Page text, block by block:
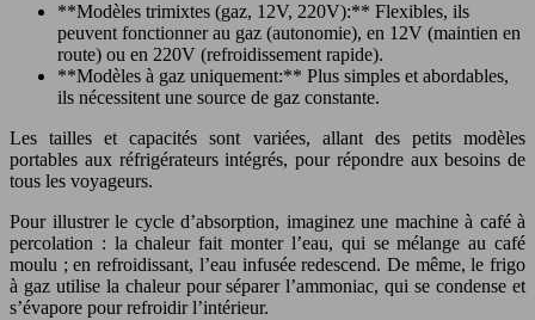
**Modèles trimixtes (gaz, 12V, 220V):** Flexibles, ils
peuvent fonctionner au gaz (autonomie), en 12V (maintien en
route) ou en 220V (refroidissement rapide).
**Modèles à gaz uniquement:** Plus simples et abordables,
ils nécessitent une source de gaz constante.
Les tailles et capacités sont variées, allant des petits modèles
portables aux réfrigérateurs intégrés, pour répondre aux besoins de
tous les voyageurs.
Pour illustrer le cycle d’absorption, imaginez une machine à café à
percolation : la chaleur fait monter l’eau, qui se mélange au café
moulu ; en refroidissant, l’eau infusée redescend. De même, le frigo
à gaz utilise la chaleur pour séparer l’ammoniac, qui se condense et
s’évapore pour refroidir l’intérieur.